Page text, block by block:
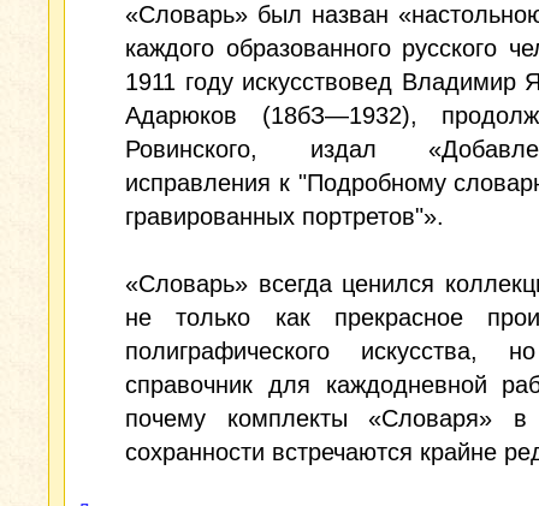
«Словарь» был назван
каждого образованного русского
1911 году искусствовед Владимир
Адарюков (18бЗ—1932),
Ровинского, издал
исправления к "Подробному
гравированных портретов"».
«Словарь» всегда ценился
не только как прекрасное
полиграфического искусства,
справочник для каждодневной
почему комплекты «Словаря» в
сохранности встречаются крайне